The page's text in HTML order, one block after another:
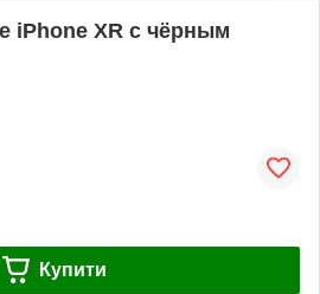
iPhone XR с чёрным
Купити